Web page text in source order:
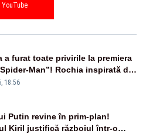
YouTube
a furat toate privirile la premiera
Man”! Rochia inspirată de
păianjen a făcut senzație
18:56
Putin revine în prim-plan!
Kiril justifică războiul într-o